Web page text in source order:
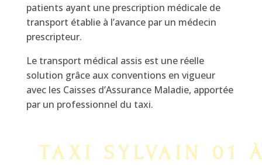
patients ayant une prescription médicale de
transport établie à l’avance par un médecin
prescripteur.
Le transport médical assis est une réelle
solution grâce aux conventions en vigueur
avec les Caisses d’Assurance Maladie, apportée
par un professionnel du taxi.
TAXI SYLVAIN 01 À